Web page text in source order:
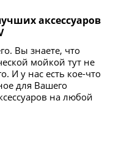
аксессуаров
Вы знаете, что
мойкой тут не
И у нас есть кое-что
для Вашего
на любой